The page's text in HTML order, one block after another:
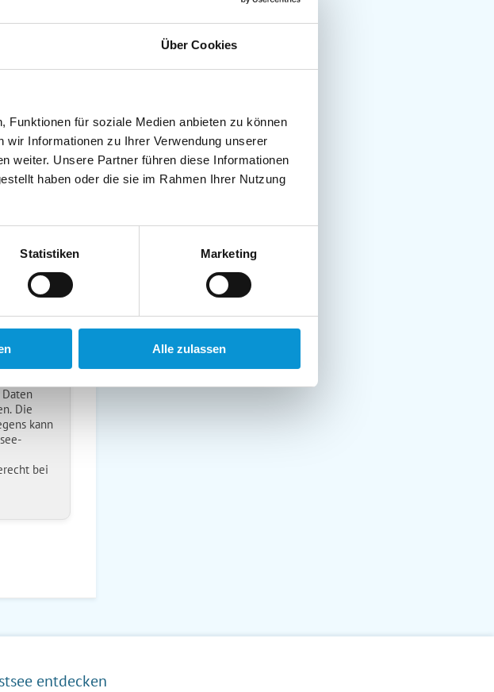
Über Cookies
Funktionen für soziale Medien anbieten zu können
Informationen zu Ihrer Verwendung unserer
weiter. Unsere Partner führen diese Informationen
haben oder die sie im Rahmen Ihrer Nutzung
Statistiken Marketing
Alle zulassen
Die
kann
bei
entdecken